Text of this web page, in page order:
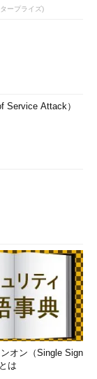
ープライズ)
Service Attack）
オン（Single Sign
は